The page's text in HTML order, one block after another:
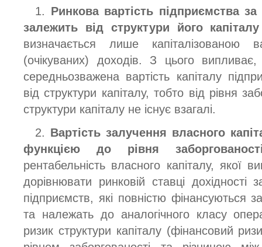
1. Ринкова вартість підприємства
залежить від структури його капіталу
визначається лише капіталізованою
(очікуваних) доходів. З цього
середньозважена вартість капіталу
від структури капіталу, тобто від рівня
структури капіталу не існує взагалі.
2. Вартість залучення власного
функцією до рівня
рентабельність власного капіталу, якої
дорівнювати ринковій ставці
підприємств, які повністю фінансуються
та належать до аналогічного класу
ризик структури капіталу (фінансовий